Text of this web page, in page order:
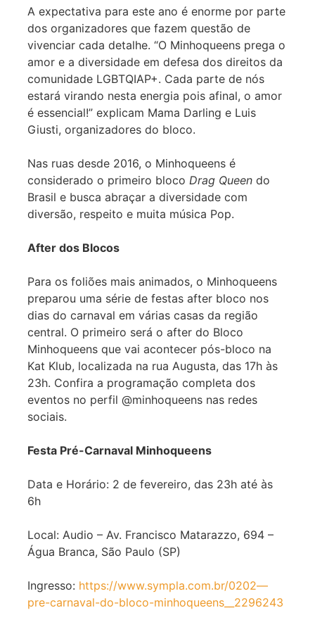
A expectativa para este ano é enorme por parte
dos organizadores que fazem questão de
vivenciar cada detalhe. “O Minhoqueens prega o
amor e a diversidade em defesa dos direitos da
comunidade LGBTQIAP+. Cada parte de nós
estará virando nesta energia pois afinal, o amor
é essencial!” explicam Mama Darling e Luis
Giusti, organizadores do bloco.
Nas ruas desde 2016, o Minhoqueens é
considerado o primeiro bloco Drag Queen do
Brasil e busca abraçar a diversidade com
diversão, respeito e muita música Pop.
After dos Blocos
Para os foliões mais animados, o Minhoqueens
preparou uma série de festas after bloco nos
dias do carnaval em várias casas da região
central. O primeiro será o after do Bloco
Minhoqueens que vai acontecer pós-bloco na
Kat Klub, localizada na rua Augusta, das 17h às
23h. Confira a programação completa dos
eventos no perfil @minhoqueens nas redes
sociais.
Festa Pré-Carnaval Minhoqueens
Data e Horário: 2 de fevereiro, das 23h até às
6h
Local: Audio – Av. Francisco Matarazzo, 694 –
Água Branca, São Paulo (SP)
Ingresso: https://www.sympla.com.br/0202—
pre-carnaval-do-bloco-minhoqueens__2296243